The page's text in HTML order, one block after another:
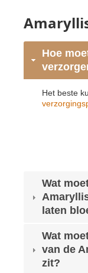
Hoe
Het beste
Wat
laten
Wat
van de
zit?